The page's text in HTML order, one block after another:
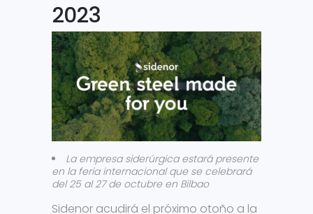
2023
La empresa siderúrgica estará presente
en la feria internacional que se celebrará
del 25 al 27 de octubre en Bilbao
Sidenor acudirá el próximo otoño a la